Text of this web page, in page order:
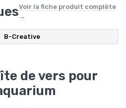
Voir la fiche produit complète
→
B-Creative
de vers pour